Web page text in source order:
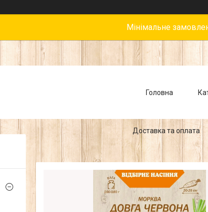
Мінімальне
Головна
Доставка та оплата